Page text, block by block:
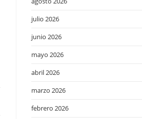
julio 2026
junio 2026
mayo 2026
abril 2026
marzo 2026
febrero 2026